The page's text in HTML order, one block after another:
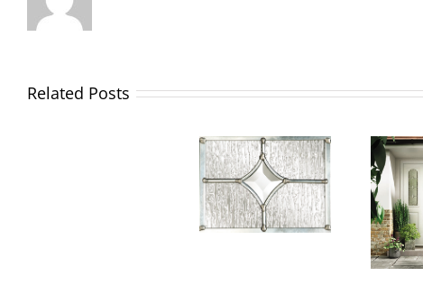
Related Posts
Mauris Enims